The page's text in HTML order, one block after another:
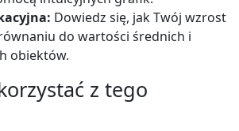
Dowiedz się, jak Twój wzrost
do wartości średnich i
obiektów.
z tego